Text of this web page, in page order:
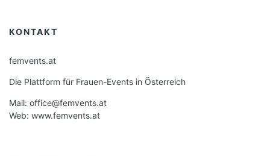
KONTAKT
femvents.at
Die Plattform für Frauen-Events in Österreich
Mail: office@femvents.at
Web: www.femvents.at